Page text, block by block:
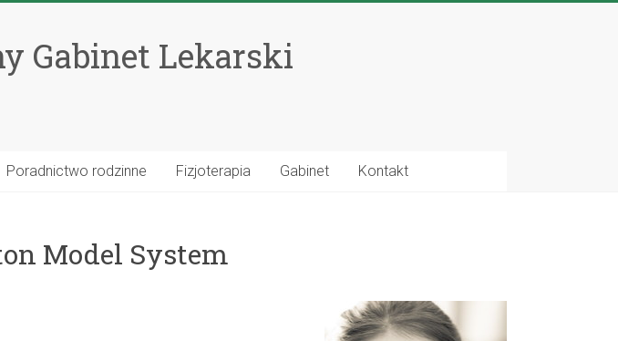
Gabinet Lekarski
Poradnictwo rodzinne Fizjoterapia Gabinet Kontakt
Model System